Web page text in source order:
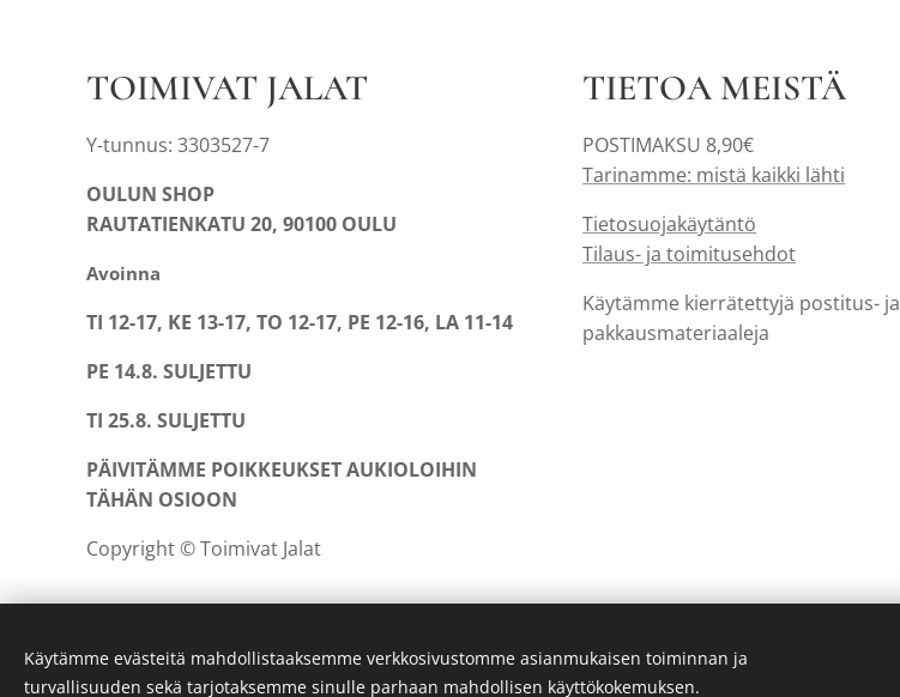
TOIMIVAT JALAT
Y-tunnus: 3303527-7
OULUN SHOP
RAUTATIENKATU 20, 90100 OULU
Avoinna
TI 12-17, KE 13-17, TO 12-17, PE 12-16, LA 11-14
PE 14.8. SULJETTU
TI 25.8. SULJETTU
PÄIVITÄMME POIKKEUKSET AUKIOLOIHIN
TÄHÄN OSIOON
Copyright © Toimivat Jalat
TIETOA MEISTÄ
POSTIMAKSU 8,90€
Tarinamme: mistä kaikki lähti
Tietosuojakäytäntö
Tilaus- ja toimitusehdot
Käytämme kierrätettyjä postitus- ja
pakkausmateriaaleja
Käytämme evästeitä mahdollistaaksemme verkkosivustomme asianmukaisen toiminnan ja
turvallisuuden sekä tarjotaksemme sinulle parhaan mahdollisen käyttökokemuksen.